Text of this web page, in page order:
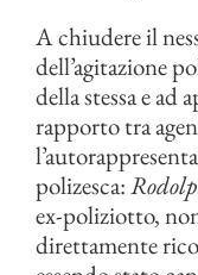
A chiudere il
dell’agitazione
della stessa e ad
rapporto tra
polizesca:
ex-poliziotto,
direttamente